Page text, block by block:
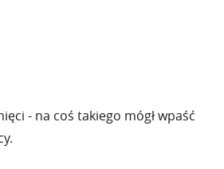
- na coś takiego mógł wpaść